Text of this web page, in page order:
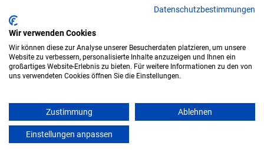
Freie Plätze: 1
Datenschutzbestimmungen
Wir verwenden Cookies
Wir können diese zur Analyse unserer Besucherdaten platzieren, um unsere
Website zu verbessern, personalisierte Inhalte anzuzeigen und Ihnen ein
großartiges Website-Erlebnis zu bieten. Für weitere Informationen zu den von
uns verwendeten Cookies öffnen Sie die Einstellungen.
Zustimmung Ablehnen
Einstellungen anpassen